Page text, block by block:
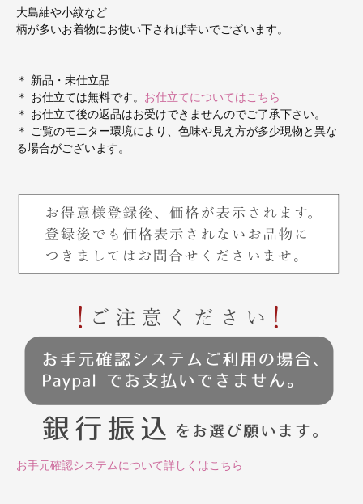
大島紬や小紋など
柄が多いお着物にお使い下されば幸いでございます。
＊ 新品・未仕立品
＊ お仕立ては無料です。 お仕立てについてはこちら
＊ お仕立て後の返品はお受けできませんのでご了承下さい。
＊ ご覧のモニター環境により、色味や見え方が多少現物と異な
る場合がございます。
お手元確認システムについて詳しくはこちら